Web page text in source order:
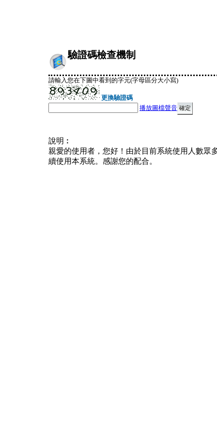
驗證碼檢查機制
請輸入您在下圖中看到的字元(字母區分大小寫)
更換驗證碼
播放圖檔聲音
說明︰
親愛的使用者，您好！由於目前系統使用人數眾
續使用本系統。感謝您的配合。